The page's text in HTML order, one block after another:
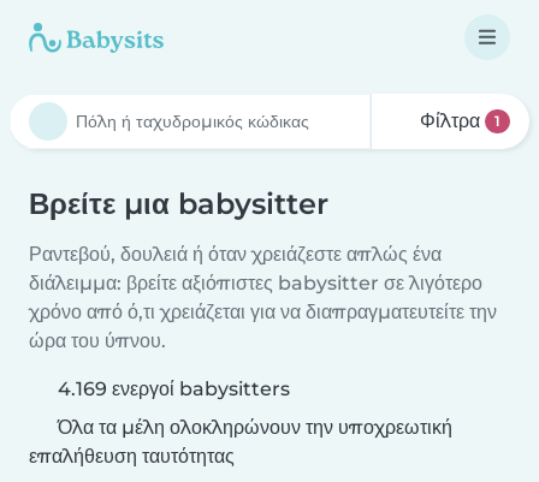
Φίλτρα 1
Βρείτε μια babysitter
Ραντεβού, δουλειά ή όταν χρειάζεστε απλώς ένα
διάλειμμα: βρείτε αξιόπιστες babysitter σε λιγότερο
χρόνο από ό,τι χρειάζεται για να διαπραγματευτείτε την
ώρα του ύπνου.
4.169 ενεργοί babysitters
Όλα τα μέλη ολοκληρώνουν την υποχρεωτική
επαλήθευση ταυτότητας